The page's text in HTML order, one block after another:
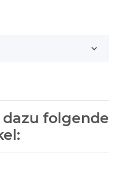
folgende